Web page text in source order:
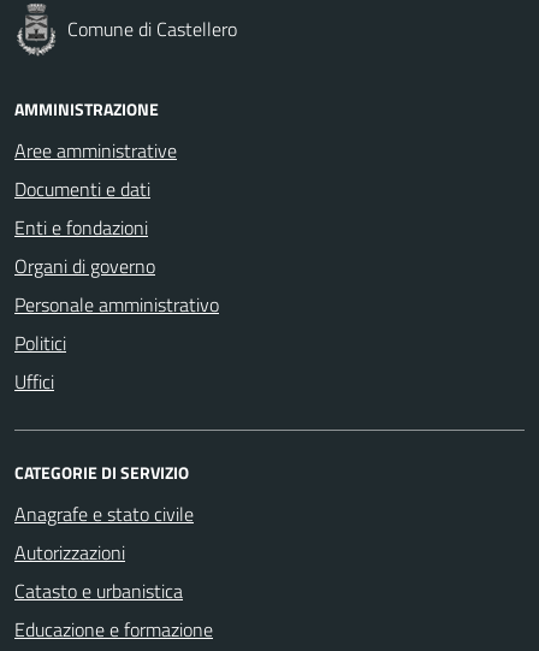
Comune di Castellero
AMMINISTRAZIONE
Aree amministrative
Documenti e dati
Enti e fondazioni
Organi di governo
Personale amministrativo
Politici
Uffici
CATEGORIE DI SERVIZIO
Anagrafe e stato civile
Autorizzazioni
Catasto e urbanistica
Educazione e formazione